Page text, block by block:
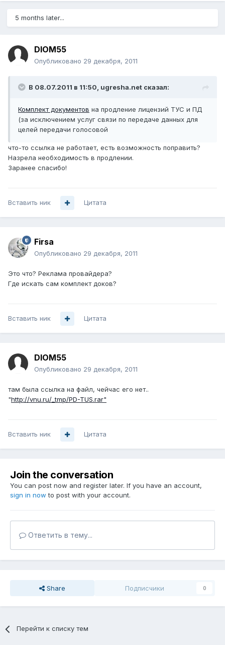
5 months later...
DIOM55
Опубликовано 29 декабря, 2011
В 08.07.2011 в 11:50, ugresha.net сказал:
Комплект документов на продление лицензий ТУС и ПД
(за исключением услуг связи по передаче данных для
целей передачи голосовой
что-то ссылка не работает, есть возможность поправить?
Назрела необходимость в продлении.
Заранее спасибо!
Вставить ник Цитата
Firsa
Опубликовано 29 декабря, 2011
Это что? Реклама провайдера?
Где искать сам комплект доков?
Вставить ник Цитата
DIOM55
Опубликовано 29 декабря, 2011
там была ссылка на файл, чейчас его нет..
"http://vnu.ru/_tmp/PD-TUS.rar"
Вставить ник Цитата
Join the conversation
You can post now and register later. If you have an account,
sign in now to post with your account.
Ответить в тему...
Share Подписчики 0
Перейти к списку тем